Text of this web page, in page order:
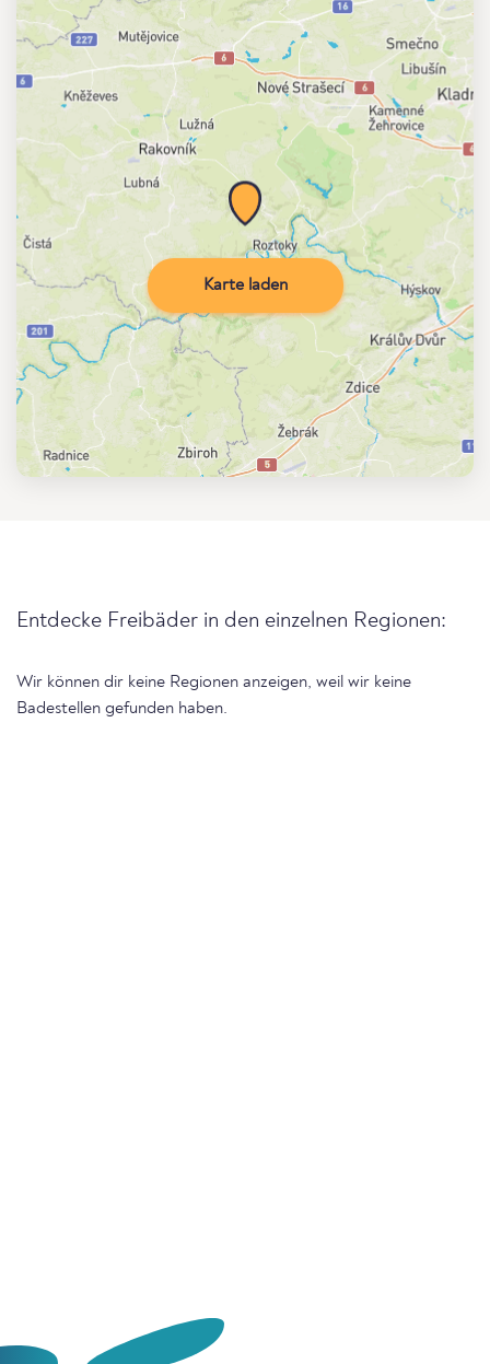
Karte laden
Entdecke Freibäder in den einzelnen Regionen:
Wir können dir keine Regionen anzeigen, weil wir keine
Badestellen gefunden haben.